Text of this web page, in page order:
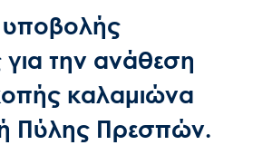
την ανάθεση
καλαμιώνα
Πύλης Πρεσπών.